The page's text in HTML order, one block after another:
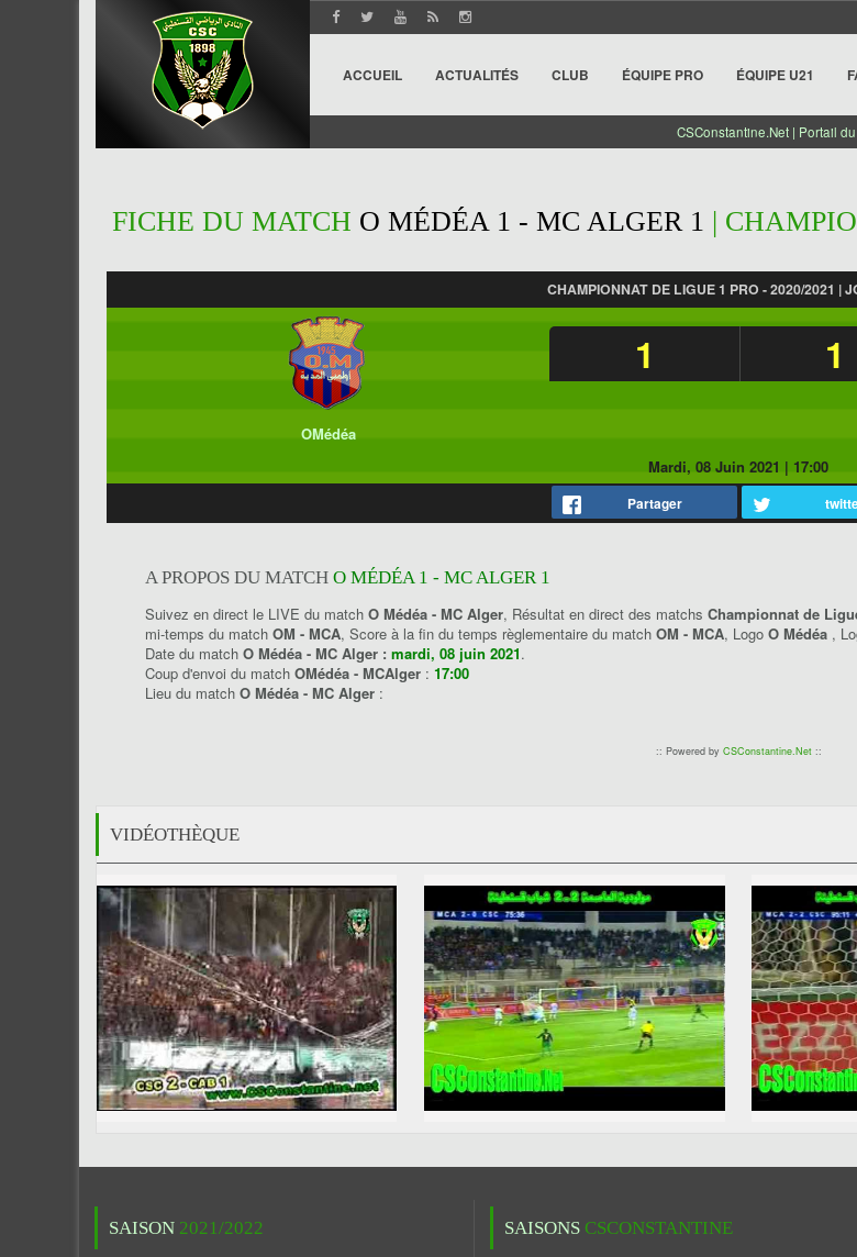
ACCUEIL ACTUALITÉS CLUB ÉQUIPE PRO ÉQUIPE U21
CSConstantine.Net | Portail
FICHE DU MATCH O MÉDÉA 1 - MC ALGER 1 |
CHAMPIONNAT DE LIGUE 1 PRO - 2020/2021 |
1 1
OMédéa
Mardi, 08 Juin 2021 | 17:00
Partager
A PROPOS DU MATCH O MÉDÉA 1 - MC ALGER 1
Suivez en direct le LIVE du match O Médéa - MC Alger, Résultat en direct des matchs Championnat de
mi-temps du match OM - MCA, Score à la fin du temps règlementaire du match OM - MCA, Logo O Médéa ,
Date du match O Médéa - MC Alger : mardi, 08 juin 2021.
Coup d'envoi du match OMédéa - MCAlger : 17:00
Lieu du match O Médéa - MC Alger :
:: Powered by CSConstantine.Net::
VIDÉOTHÈQUE
SAISON 2021/2022 SAISONS CSCONSTANTINE